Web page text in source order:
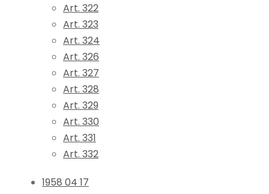
Art. 322
Art. 323
Art. 324
Art. 326
Art. 327
Art. 328
Art. 329
Art. 330
Art. 331
Art. 332
1958 04 17